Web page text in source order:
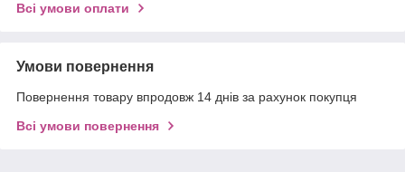
Всі умови оплати
Умови повернення
Повернення товару впродовж 14 днів за рахунок покупця
Всі умови повернення